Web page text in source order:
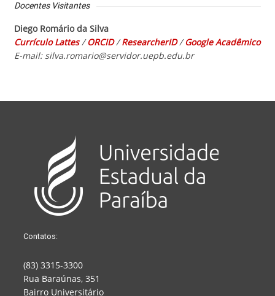
Docentes Visitantes
Diego Romário da Silva
Currículo Lattes/ORCID/ResearcherID/Google Acadêmico
E-mail: silva.romario@servidor.uepb.edu.br
Contatos:
(83) 3315-3300
Rua Baraúnas, 351
Bairro Universitário